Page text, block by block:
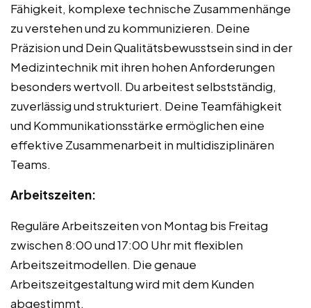
Fähigkeit, komplexe technische Zusammenhänge
zu verstehen und zu kommunizieren. Deine
Präzision und Dein Qualitätsbewusstsein sind in der
Medizintechnik mit ihren hohen Anforderungen
besonders wertvoll. Du arbeitest selbstständig,
zuverlässig und strukturiert. Deine Teamfähigkeit
und Kommunikationsstärke ermöglichen eine
effektive Zusammenarbeit in multidisziplinären
Teams.
Arbeitszeiten:
Reguläre Arbeitszeiten von Montag bis Freitag
zwischen 8:00 und 17:00 Uhr mit flexiblen
Arbeitszeitmodellen. Die genaue
Arbeitszeitgestaltung wird mit dem Kunden
abgestimmt.